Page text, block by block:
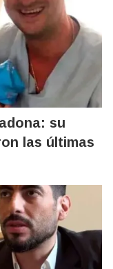
su
las últimas